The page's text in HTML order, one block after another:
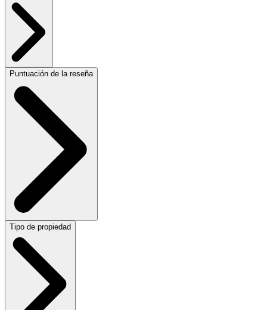
Puntuación de la reseña
Tipo de propiedad